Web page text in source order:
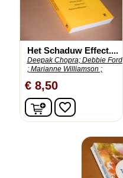
Het Schaduw Effect....
Deepak Chopra; Debbie Ford
; Marianne Williamson ;
€ 8,50
In winkelwagen
favorite_border